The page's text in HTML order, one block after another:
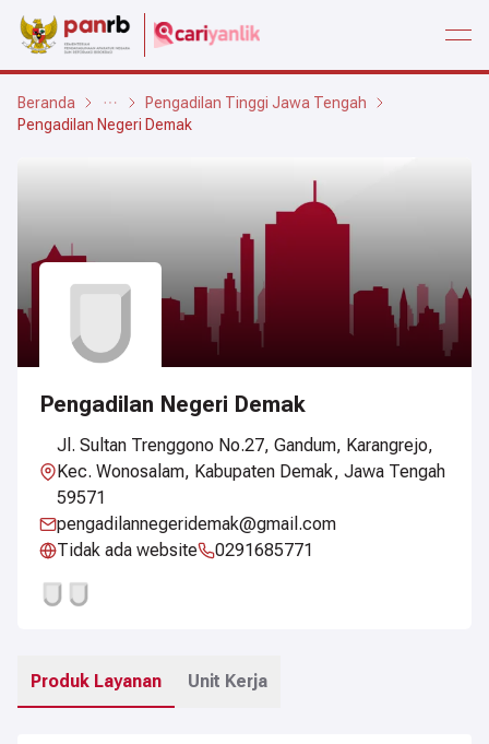
Beranda
Pengadilan Tinggi Jawa Tengah
Pengadilan Negeri Demak
Pengadilan Negeri Demak
Jl. Sultan Trenggono No.27, Gandum, Karangrejo,
Kec. Wonosalam, Kabupaten Demak, Jawa Tengah
59571
pengadilannegeridemak@gmail.com
Tidak ada website
0291685771
Produk Layanan Unit Kerja